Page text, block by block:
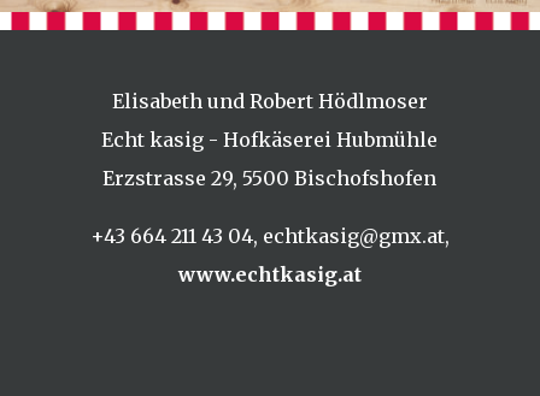
Elisabeth und Robert Hödlmoser
Echt kasig - Hofkäserei Hubmühle
Erzstrasse 29, 5500 Bischofshofen
+43 664 211 43 04, echtkasig@gmx.at,
www.echtkasig.at